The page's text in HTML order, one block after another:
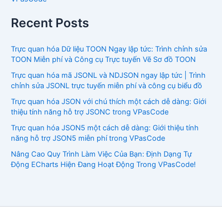
Recent Posts
Trực quan hóa Dữ liệu TOON Ngay lập tức: Trình chỉnh sửa
TOON Miễn phí và Công cụ Trực tuyến Vẽ Sơ đồ TOON
Trực quan hóa mã JSONL và NDJSON ngay lập tức | Trình
chỉnh sửa JSONL trực tuyến miễn phí và công cụ biểu đồ
Trực quan hóa JSON với chú thích một cách dễ dàng: Giới
thiệu tính năng hỗ trợ JSONC trong VPasCode
Trực quan hóa JSON5 một cách dễ dàng: Giới thiệu tính
năng hỗ trợ JSON5 miễn phí trong VPasCode
Nâng Cao Quy Trình Làm Việc Của Bạn: Định Dạng Tự
Động ECharts Hiện Đang Hoạt Động Trong VPasCode!